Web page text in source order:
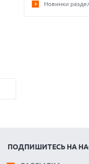
Новинки
ПОДПИШИТЕСЬ НА